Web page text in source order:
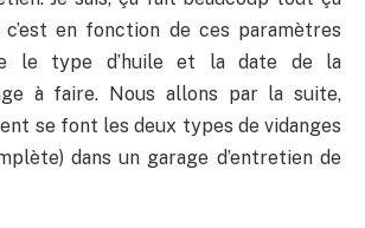
c’est en fonction de ces paramètres
le type d’huile et la date de la
à faire. Nous allons par la suite,
se font les deux types de vidanges
dans un garage d’entretien de